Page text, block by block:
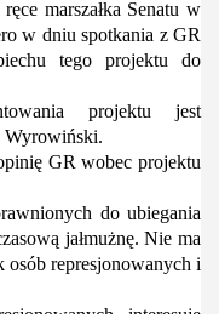
marszałka Senatu w
w dniu spotkania z GR
tego projektu do
projektu jest
Wyrowiński.
GR wobec projektu
do ubiegania
jałmużnę. Nie ma
osób represjonowanych i